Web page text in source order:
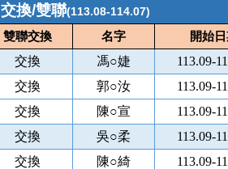
交換/雙聯(113.08-114.07)
雙聯交換 名字 開始
交換 馮○婕
113.09-
交換 郭○汝
113.09-
交換 陳○宣
113.09-
交換 吳○柔
113.09-
交換 陳○綺
113.09-